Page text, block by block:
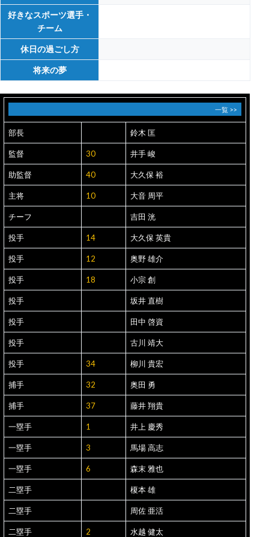
好きなスポーツ選手・
チーム
休日の過ごし方
将来の夢
一覧 >>
部長 鈴木 匡
監督 30 井手 峻
助監督 40 大久保 裕
主将 10 大音 周平
チーフ 吉田 洸
投手 14 大久保 英貴
投手 12 奥野 雄介
投手 18 小宗 創
投手 坂井 直樹
投手 田中 啓資
投手 古川 靖大
投手 34 柳川 貴宏
捕手 32 奥田 勇
捕手 37 藤井 翔貴
一塁手 1 井上 慶秀
一塁手 3 馬場 高志
一塁手 6 森末 雅也
二塁手 榎本 雄
二塁手 周佐 亜活
二塁手 2 水越 健太